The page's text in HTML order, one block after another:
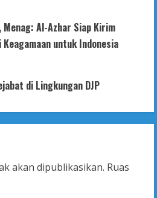
Al-Azhar Siap Kirim
untuk Indonesia
di Lingkungan DJP
akan dipublikasikan. Ruas